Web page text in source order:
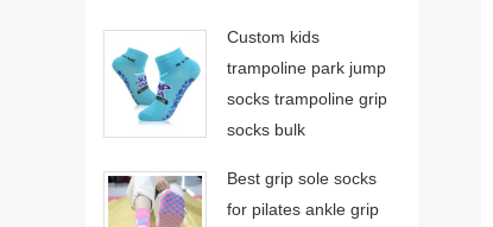
Custom kids
trampoline park jump
socks trampoline grip
socks bulk
Best grip sole socks
for pilates ankle grip